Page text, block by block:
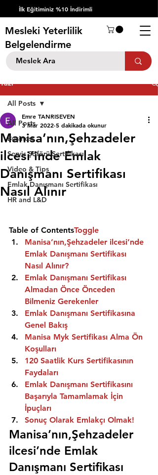
İlk Eğitiminiz %10 İndirimli
Mesleki Yeterlilik
Belgelendirme
Yazı
All Posts
Business
Servis Şöförü Sertifikası
Video & Tips
Emlak Danışmanı Sertifikası
HR and L&D
All Posts
Manisa’nın,Şehzadeler
ilcesi’inde Emlak
Danışmanı Sertifikası
Nasıl Alınır
Emre TANRISEVEN
3 Mar 2022 5 dakikada okunur
Table of ContentsToggle
Manisa’nın,Şehzadeler ilcesi’nde
Emlak Danışmanı Sertifikası
Nasıl Alınır?
Emlak Danışmanı Sertifikası
Almadan Önce Önceden
Bilmeniz Gerekenler
Emlak Danışmanı Sertifikasına
Genel Bakış
Manisa Myk Sertifikası Alma Ön
Koşulları
120 Saatlik Kurs Sertifikasının
Faydaları
Emlak Danışmanı Sertifikasını
Başarıyla Tamamlamak İçin
İpuçları
Sonuç Olarak Emlakçı Olmak!
Manisa’nın,Şehzadeler
ilcesi’nde Emlak
Danışmanı Sertifikası